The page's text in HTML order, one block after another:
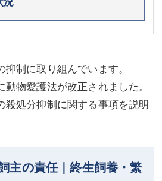
制に取り組んでいます。
物愛護法が改正されました。
殺処分抑制に関する事項を説明
主の責任｜終生飼養・繁